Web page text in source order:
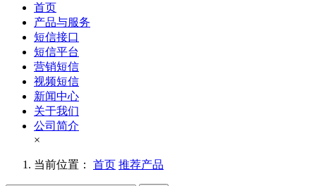
首页
产品与服务
短信接口
短信平台
营销短信
视频短信
新闻中心
关于我们
公司简介
×
当前位置： 首页 推荐产品